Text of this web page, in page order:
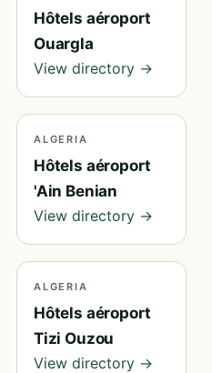
Hôtels aéroport
Ouargla
View directory →
ALGERIA
Hôtels aéroport
'Ain Benian
View directory →
ALGERIA
Hôtels aéroport
Tizi Ouzou
View directory →